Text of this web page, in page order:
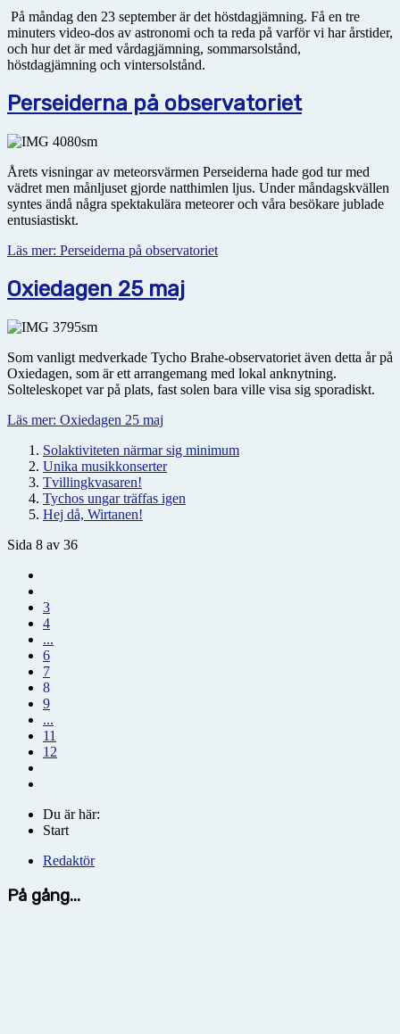
På måndag den 23 september är det höstdagjämning. Få en tre
minuters video-dos av astronomi och ta reda på varför vi har årstider,
och hur det är med vårdagjämning, sommarsolstånd,
höstdagjämning och vintersolstånd.
Perseiderna på observatoriet
Årets visningar av meteorsvärmen Perseiderna hade god tur med
vädret men månljuset gjorde natthimlen ljus. Under måndagskvällen
syntes ändå några spektakulära meteorer och våra besökare jublade
entusiastiskt.
Läs mer: Perseiderna på observatoriet
Oxiedagen 25 maj
Som vanligt medverkade Tycho Brahe-observatoriet även detta år på
Oxiedagen, som är ett arrangemang med lokal anknytning.
Solteleskopet var på plats, fast solen bara ville visa sig sporadiskt.
Läs mer: Oxiedagen 25 maj
Solaktiviteten närmar sig minimum
Unika musikkonserter
Tvillingkvasaren!
Tychos ungar träffas igen
Hej då, Wirtanen!
Sida 8 av 36
3
4
...
6
7
8
9
...
11
12
Du är här:
Start
Redaktör
På gång...